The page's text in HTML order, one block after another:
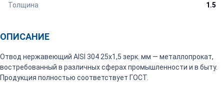
Толщина
1.5
ОПИСАНИЕ
Отвод нержавеющий AISI 304 25х1,5 зерк. мм — металлопрокат,
востребованный в различных сферах промышленности и в быту.
Продукция полностью соответствует ГОСТ.